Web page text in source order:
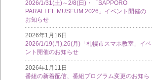
2026/1/31(土)～2/8(日)・「SAPPORO
PARALLEL MUSEUM 2026」イベント開催の
お知らせ
2026年1月16日
2026/1/19(月),26(月)「札幌市スマホ教室」イベ
ント開催のお知らせ
2026年1月11日
番組の新着配信、番組プログラム変更のお知ら